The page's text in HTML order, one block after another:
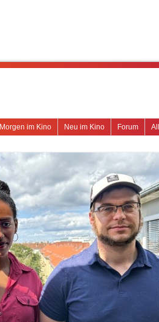
Forum
Neu im Kino
Morgen im Kino